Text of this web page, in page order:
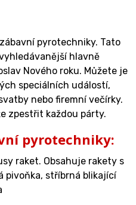
pyrotechniky. Tato
hlavně
Nového roku. Můžete je
speciálních událostí,
nebo firemní večírky.
zpestřit každou párty.
pyrotechniky:
raket. Obsahuje rakety s
pivoňka, stříbrná blikající